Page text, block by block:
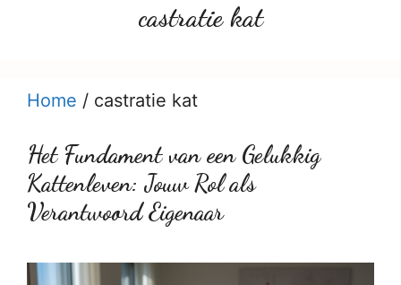
castratie kat
Home / castratie kat
Het Fundament van een Gelukkig
Kattenleven: Jouw Rol als
Verantwoord Eigenaar